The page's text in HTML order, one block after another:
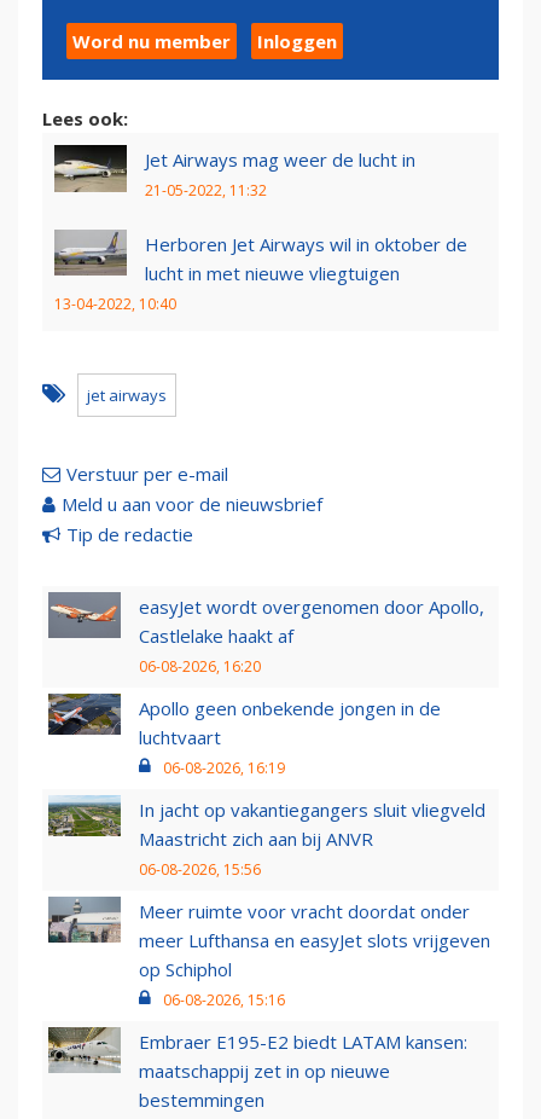
Word nu member Inloggen
Lees ook:
Jet Airways mag weer de lucht in
21-05-2022, 11:32
Herboren Jet Airways wil in oktober de
lucht in met nieuwe vliegtuigen
13-04-2022, 10:40
jet airways
Verstuur per e-mail
Meld u aan voor de nieuwsbrief
Tip de redactie
easyJet wordt overgenomen door Apollo,
Castlelake haakt af
06-08-2026, 16:20
Apollo geen onbekende jongen in de
luchtvaart
06-08-2026, 16:19
In jacht op vakantiegangers sluit vliegveld
Maastricht zich aan bij ANVR
06-08-2026, 15:56
Meer ruimte voor vracht doordat onder
meer Lufthansa en easyJet slots vrijgeven
op Schiphol
06-08-2026, 15:16
Embraer E195-E2 biedt LATAM kansen:
maatschappij zet in op nieuwe
bestemmingen